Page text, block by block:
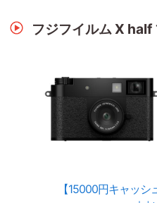
フジフイルム X
【15000円キャッシ